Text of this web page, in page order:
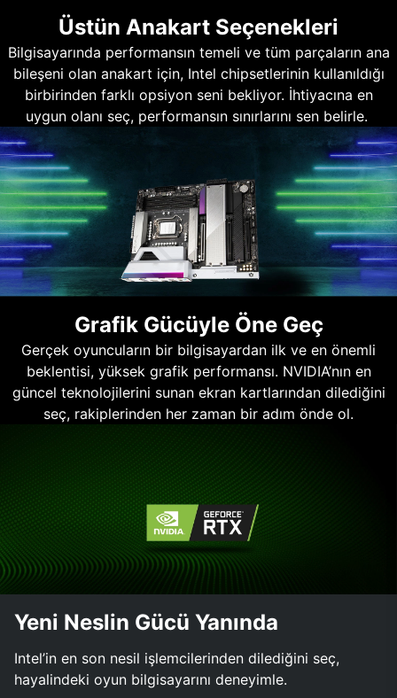
Üstün Anakart Seçenekleri
Bilgisayarında performansın temeli ve tüm parçaların ana
bileşeni olan anakart için, Intel chipsetlerinin kullanıldığı
birbirinden farklı opsiyon seni bekliyor. İhtiyacına en
uygun olanı seç, performansın sınırlarını sen belirle.
Grafik Gücüyle Öne Geç
Gerçek oyuncuların bir bilgisayardan ilk ve en önemli
beklentisi, yüksek grafik performansı. NVIDIA’nın en
güncel teknolojilerini sunan ekran kartlarından dilediğini
seç, rakiplerinden her zaman bir adım önde ol.
Yeni Neslin Gücü Yanında
Intel’in en son nesil işlemcilerinden dilediğini seç,
hayalindeki oyun bilgisayarını deneyimle.